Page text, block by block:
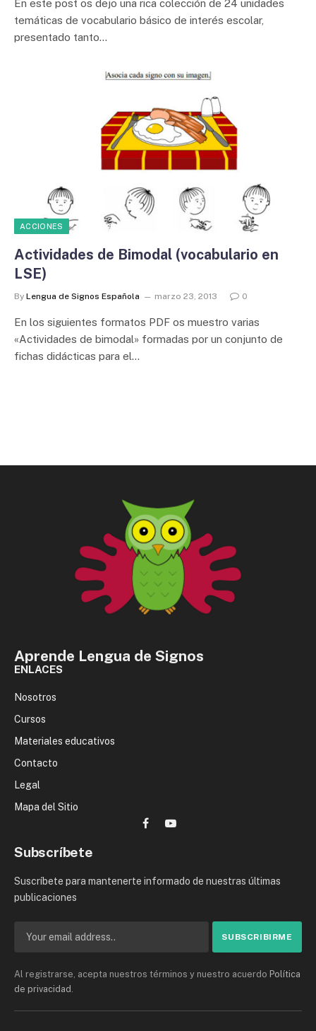
En este post os dejo una rica colección de 24 unidades
temáticas de vocabulario básico de interés escolar,
presentado tanto…
ACCIONES
Actividades de Bimodal (vocabulario en
LSE)
By Lengua de Signos Española marzo 23, 2013 0
En los siguientes formatos PDF os muestro varias
«Actividades de bimodal» formadas por un conjunto de
fichas didácticas para el…
Aprende Lengua de Signos
ENLACES
Nosotros
Cursos
Materiales educativos
Contacto
Legal
Mapa del Sitio
FacebookYouTube
Subscríbete
Suscríbete para mantenerte informado de nuestras últimas
publicaciones
Al registrarse, acepta nuestros términos y nuestro acuerdo Política
de privacidad